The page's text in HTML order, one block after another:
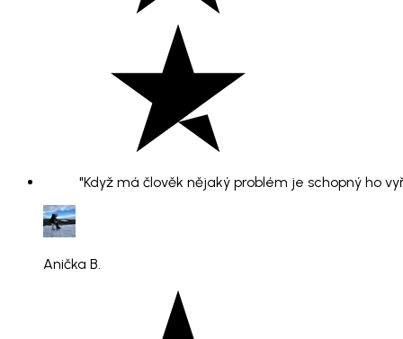
"Když má člověk nějaký problém je schopný ho
Anička B.